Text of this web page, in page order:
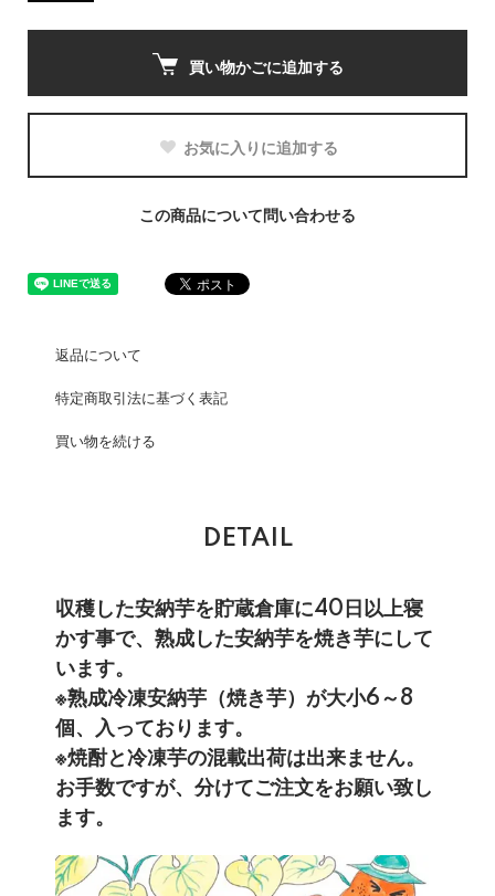
買い物かごに追加する
お気に入りに追加する
この商品について問い合わせる
返品について
特定商取引法に基づく表記
買い物を続ける
DETAIL
収穫した安納芋を貯蔵倉庫に40日以上寝
かす事で、熟成した安納芋を焼き芋にして
います。
※熟成冷凍安納芋（焼き芋）が大小6～8
個、入っております。
※焼酎と冷凍芋の混載出荷は出来ません。
お手数ですが、分けてご注文をお願い致し
ます。